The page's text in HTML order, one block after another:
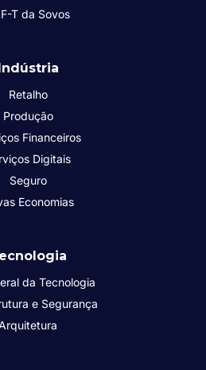
T da Sovos
Retalho
Produção
Financeiros
Digitais
Seguro
Economias
da Tecnologia
e Segurança